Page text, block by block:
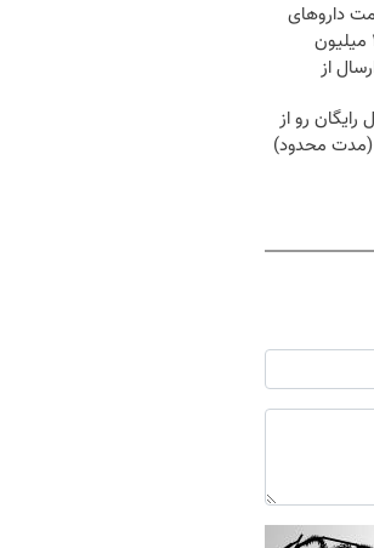
داروهای
لاغری، با ۱ میلیون
از
رایگان رو از
محدود)